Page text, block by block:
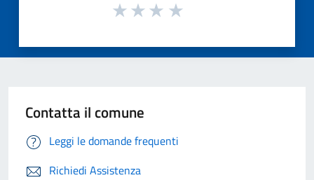
Contatta il comune
Leggi le domande frequenti
Richiedi Assistenza